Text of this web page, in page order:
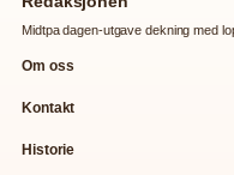
Midtpa dagen-utgave dekning med
Om oss
Kontakt
Historie